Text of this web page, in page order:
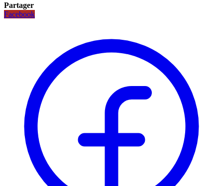
Partager
Facebook